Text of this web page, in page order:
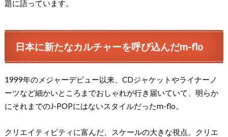
題に語っています。
日本に新たなカルチャーを呼び込んだm-flo
1999年のメジャーデビュー以来、CDジャケットやライナーノ
ーツなど細かいところまでおしゃれが行き届いていて、明らか
にそれまでのJ-POPにはないスタイルだったm-flo。
クリエイティビティに富んだ、スケールの大きな視点。クリエ